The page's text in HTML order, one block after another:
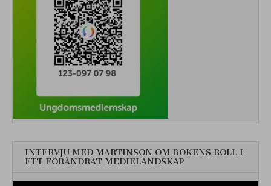
INTERVJU MED MARTINSON OM BOKENS ROLL I
ETT FÖRÄNDRAT MEDIELANDSKAP